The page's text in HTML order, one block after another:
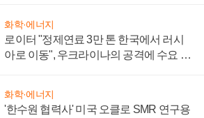
화학·에너지
로이터 "정제연료 3만 톤 한국에서 러시
아로 이동", 우크라이나의 공격에 수요 늘
화학·에너지
'한수원 협력사' 미국 오클로 SMR 연구용